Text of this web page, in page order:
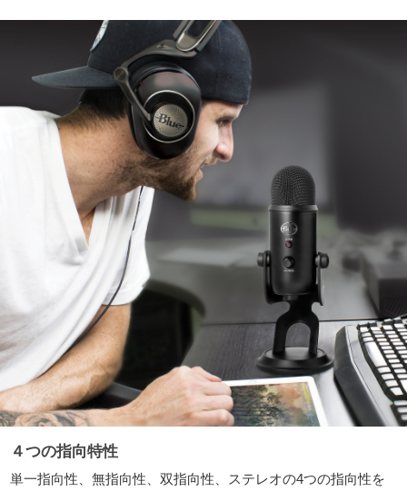
４つの指向特性
単一指向性、無指向性、双指向性、ステレオの4つの指向性を